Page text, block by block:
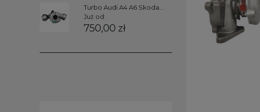
Turbo Audi A4 A6 Skoda...
Już od:
750,00 zł